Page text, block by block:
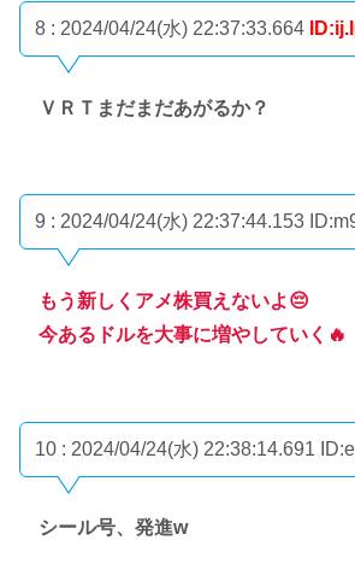
8 : 2024/04/24(水) 22:37:33.664
ＶＲＴまだまだあがるか？
9 : 2024/04/24(水) 22:37:44.153
もう新しくアメ株買えないよ😔
今あるドルを大事に増やしていく🔥
10 : 2024/04/24(水) 22:38:14.691
シール号、発進w